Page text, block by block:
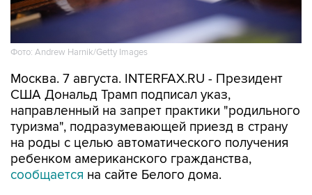
Фото: Andrew Harnik/Getty Images
Москва. 7 августа. INTERFAX.RU - Президент
США Дональд Трамп подписал указ,
направленный на запрет практики "родильного
туризма", подразумевающей приезд в страну
на роды с целью автоматического получения
ребенком американского гражданства,
сообщается на сайте Белого дома.